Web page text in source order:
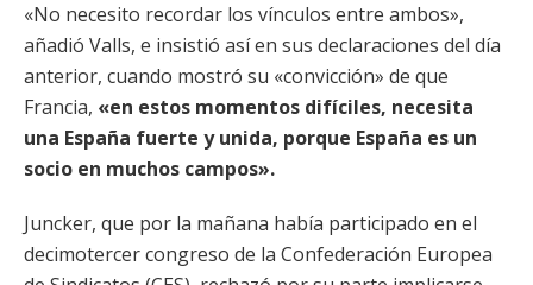
«No necesito recordar los vínculos entre ambos»,
añadió Valls, e insistió así en sus declaraciones del día
anterior, cuando mostró su «convicción» de que
Francia, «en estos momentos difíciles, necesita
una España fuerte y unida, porque España es un
socio en muchos campos».
Juncker, que por la mañana había participado en el
decimotercer congreso de la Confederación Europea